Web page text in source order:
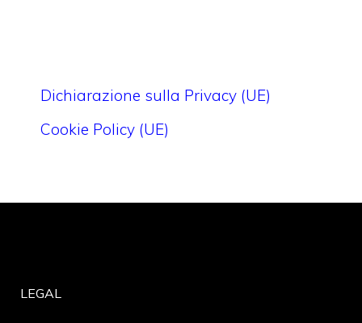
Dichiarazione sulla Privacy (UE)
Cookie Policy (UE)
LEGAL